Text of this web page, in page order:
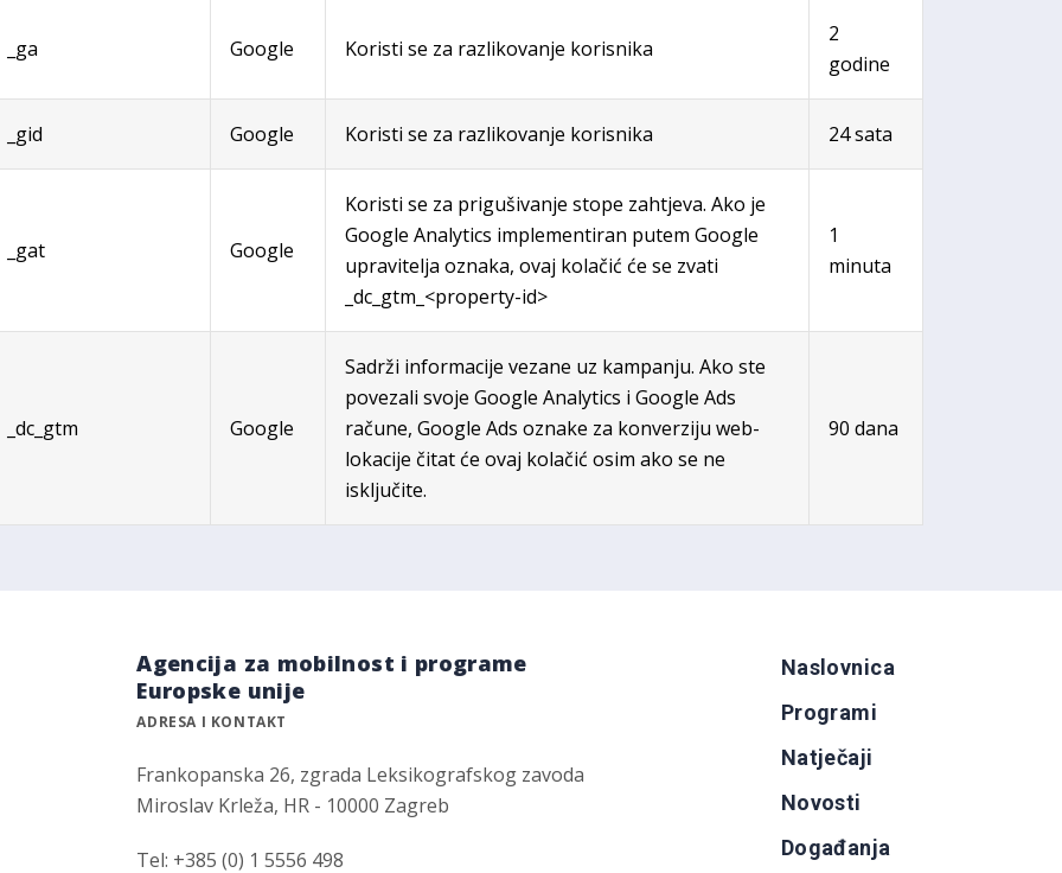
_ga Google Koristi se za razlikovanje korisnika
2
godine
_gid Google Koristi se za razlikovanje korisnika 24 sata
_gat Google
Koristi se za prigušivanje stope zahtjeva. Ako je
Google Analytics implementiran putem Google
upravitelja oznaka, ovaj kolačić će se zvati
_dc_gtm_<property-id>
1
minuta
_dc_gtm Google
Sadrži informacije vezane uz kampanju. Ako ste
povezali svoje Google Analytics i Google Ads
račune, Google Ads oznake za konverziju web-
lokacije čitat će ovaj kolačić osim ako se ne
isključite.
90 dana
Agencija za mobilnost i programe
Europske unije
ADRESA I KONTAKT
Frankopanska 26, zgrada Leksikografskog zavoda
Miroslav Krleža, HR - 10000 Zagreb
Tel: +385 (0) 1 5556 498
Naslovnica
Programi
Natječaji
Novosti
Događanja